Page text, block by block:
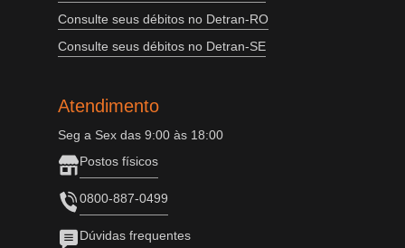
Consulte seus débitos no Detran-RO
Consulte seus débitos no Detran-SE
Atendimento
Seg a Sex das 9:00 às 18:00
Postos físicos
0800-887-0499
Dúvidas frequentes